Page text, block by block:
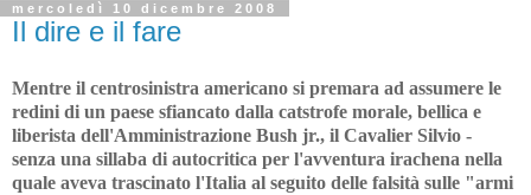
mercoledì 10 dicembre 2008
Il dire e il fare
Mentre il centrosinistra americano si premara ad assumere le
redini di un paese sfiancato dalla catstrofe morale, bellica e
liberista dell'Amministrazione Bush jr., il Cavalier Silvio -
senza una sillaba di autocritica per l'avventura irachena nella
quale aveva trascinato l'Italia al seguito delle falsità sulle "armi